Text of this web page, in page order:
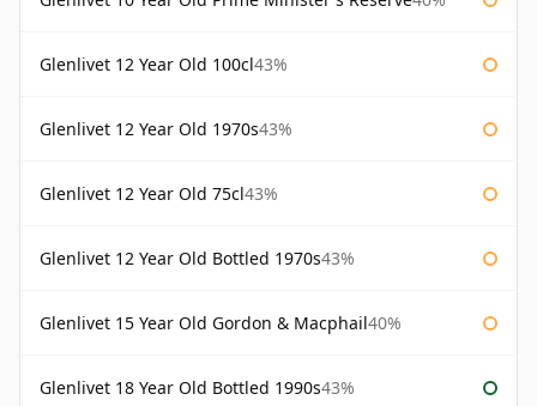
Glenlivet 12 Year Old 100cl43%
Glenlivet 12 Year Old 1970s43%
Glenlivet 12 Year Old 75cl43%
Glenlivet 12 Year Old Bottled 1970s43%
Glenlivet 15 Year Old Gordon & Macphail40%
Glenlivet 18 Year Old Bottled 1990s43%